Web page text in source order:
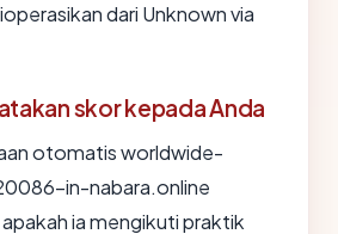
dari Unknown via
skor kepada Anda
otomatis worldwide-
in-nabara.online
ia mengikuti praktik